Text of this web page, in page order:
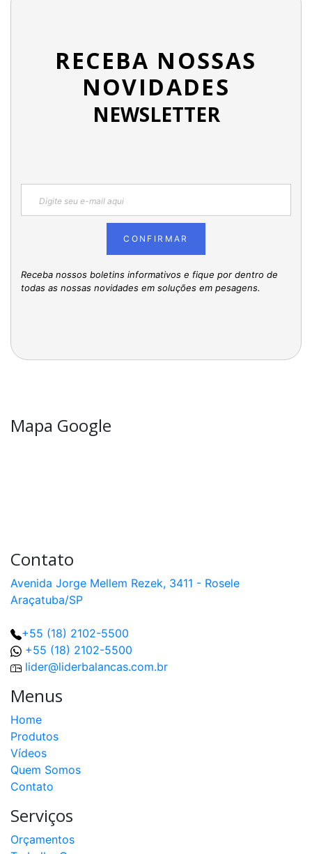
RECEBA NOSSAS
NOVIDADES
NEWSLETTER
CONFIRMAR
Receba nossos boletins informativos e fique por dentro de
todas as nossas novidades em soluções em pesagens.
Mapa Google
Contato
Avenida Jorge Mellem Rezek, 3411 - Rosele
Araçatuba/SP
+55 (18) 2102-5500
+55 (18) 2102-5500
lider@liderbalancas.com.br
Menus
Home
Produtos
Vídeos
Quem Somos
Contato
Serviços
Orçamentos